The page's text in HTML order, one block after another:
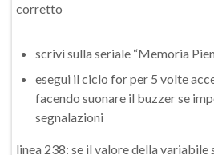
corretto
scrivi sulla seriale “Memoria
esegui il ciclo for per 5 volte
facendo suonare il buzzer se
segnalazioni
linea 238: se il valore della variabile